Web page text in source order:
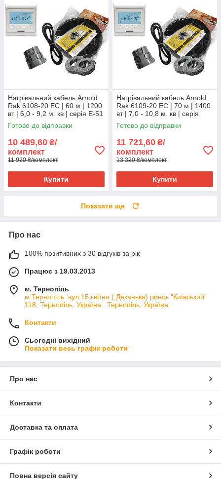
Нагрівальний кабель Arnold
Rak 6108-20 EC | 60 м | 1200
вт | 6,0 - 9,2 м. кв | серія Е-51
Готово до відправки
10 489,60 ₴/
комплект
11 920 ₴/комплект
Купити
Нагрівальний кабель Arnold
Rak 6109-20 EC | 70 м | 1400
вт | 7,0 - 10,8 м. кв | серія
Е-51
Готово до відправки
11 721,60 ₴/
комплект
13 320 ₴/комплект
Купити
Показати ще
Про нас
100% позитивних з 30 відгуків за рік
Працює з 19.03.2013
м. Тернопіль
м.Тернопіль .вул 15 квітня ( Деканька) ринок "Київський"
118, Тернопіль, Україна , Тернопіль, Україна
Контакти
Сьогодні вихідний
Показати весь графік роботи
Про нас
Контакти
Доставка та оплата
Графік роботи
Повна версія сайту